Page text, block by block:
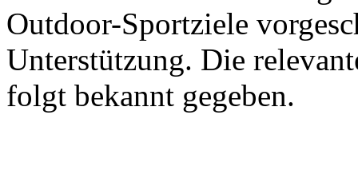
Outdoor-Sportziele
Unterstützung. Die
folgt bekannt gegeben.